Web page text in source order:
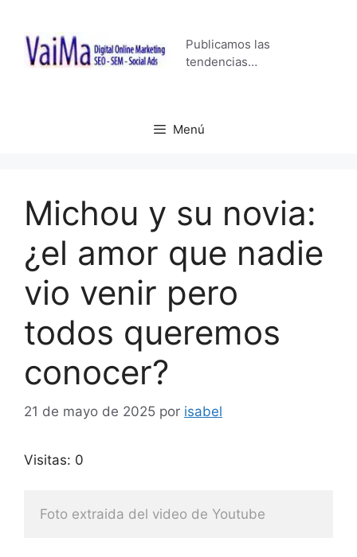
contenido
Publicamos las
tendencias…
Menú
Michou y su novia:
¿el amor que nadie
vio venir pero
todos queremos
conocer?
21 de mayo de 2025 por isabel
Visitas: 0
Foto extraida del video de Youtube